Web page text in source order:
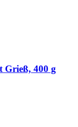
Grieß, 400 g